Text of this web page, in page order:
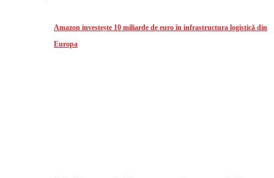
Amazon investește 10 miliarde de euro în infrastructura logistică din
Europa